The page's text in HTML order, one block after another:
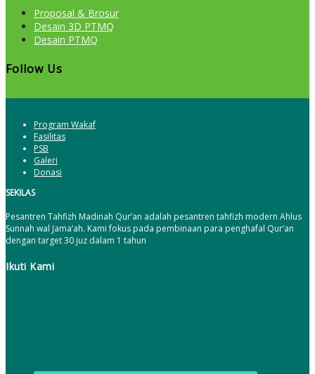
Proposal & Brosur
Desain 3D PTMQ
Desain PTMQ
Follow Us
Program Wakaf
Fasilitas
PSB
Galeri
Donasi
SEKILAS
Pesantren Tahfizh Madinah Qur’an adalah pesantren tahfizh modern Ahlus
Sunnah wal Jama’ah. Kami fokus pada pembinaan para penghafal Qur’an
dengan target 30 juz dalam 1 tahun
Ikuti Kami